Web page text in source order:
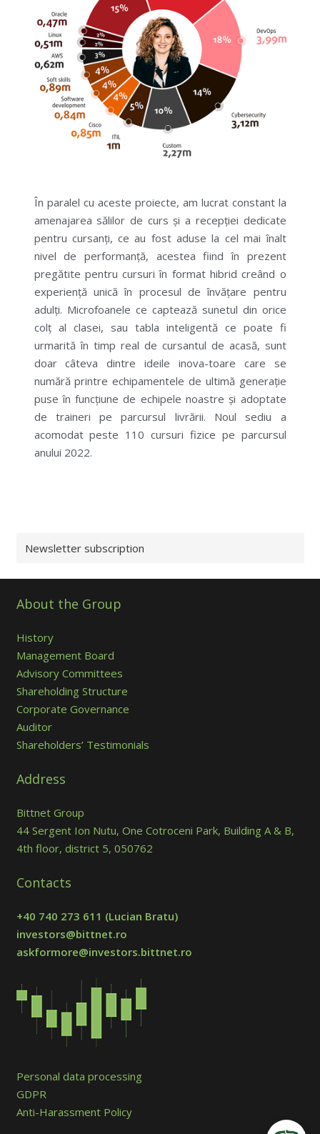
În paralel cu aceste proiecte, am lucrat constant la
amenajarea sălilor de curs și a recepției dedicate
pentru cursanți, ce au fost aduse la cel mai înalt
nivel de performanță, acestea fiind în prezent
pregătite pentru cursuri în format hibrid creând o
experiență unică în procesul de învățare pentru
adulți. Microfoanele ce captează sunetul din orice
colț al clasei, sau tabla inteligentă ce poate fi
urmarită în timp real de cursantul de acasă, sunt
doar câteva dintre ideile inova-toare care se
numără printre echipamentele de ultimă generație
puse în funcțiune de echipele noastre și adoptate
de traineri pe parcursul livrării. Noul sediu a
acomodat peste 110 cursuri fizice pe parcursul
anului 2022.
Newsletter subscription
About the Group
History
Management Board
Advisory Committees
Shareholding Structure
Corporate Governance
Auditor
Shareholders’ Testimonials
Address
Bittnet Group
44 Sergent Ion Nutu, One Cotroceni Park, Building A & B,
4th floor, district 5, 050762
Contacts
+40 740 273 611 (Lucian Bratu)
investors@bittnet.ro
askformore@investors.bittnet.ro
Personal data processing
GDPR
Anti-Harassment Policy